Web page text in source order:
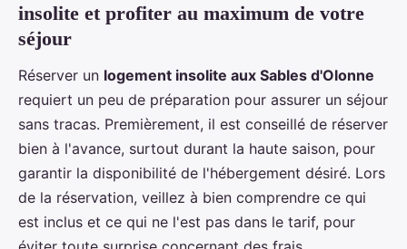
insolite et profiter au maximum de votre
séjour
Réserver un logement insolite aux Sables d'Olonne
requiert un peu de préparation pour assurer un séjour
sans tracas. Premièrement, il est conseillé de réserver
bien à l'avance, surtout durant la haute saison, pour
garantir la disponibilité de l'hébergement désiré. Lors
de la réservation, veillez à bien comprendre ce qui
est inclus et ce qui ne l'est pas dans le tarif, pour